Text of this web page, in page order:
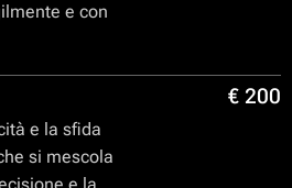
e con
e la sfida
si mescola
€ 200